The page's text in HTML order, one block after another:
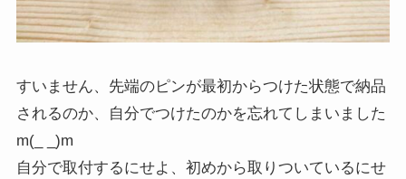
すいません、先端のピンが最初からつけた状態で納品
されるのか、自分でつけたのかを忘れてしまいました
m(_ _)m
自分で取付するにせよ、初めから取りついているにせ